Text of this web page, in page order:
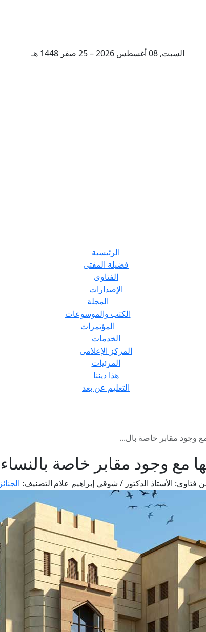
السبت, 08 أغسطس 2026 – 25 صفر 1448 هـ
الرئيسية
فضيلة المفتى
الفتاوى
الإصدارات
المجلة
الكتب والموسوعات
المؤتمرات
الخدمات
المركز الإعلامى
المرئيات
هذا ديننا
التعليم عن بعد
مع وجود مقابر خاصة بال...
مع وجود مقابر خاصة بالنساء
فتاوى: الأستاذ الدكتور / شوقي إبراهيم علام التصنيف: الجنائز